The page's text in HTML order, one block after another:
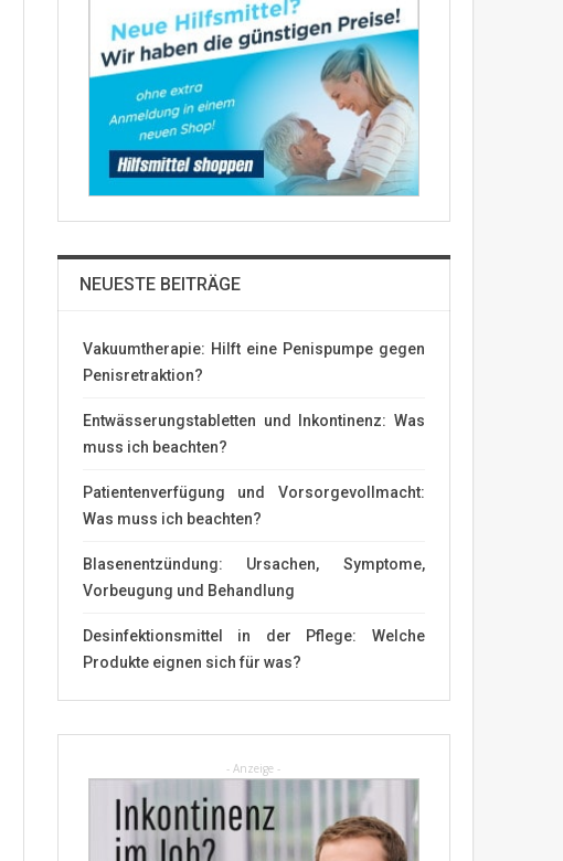
NEUESTE BEITRÄGE
Vakuumtherapie: Hilft eine Penispumpe gegen
Penisretraktion?
Entwässerungstabletten und Inkontinenz: Was
muss ich beachten?
Patientenverfügung und Vorsorgevollmacht:
Was muss ich beachten?
Blasenentzündung: Ursachen, Symptome,
Vorbeugung und Behandlung
Desinfektionsmittel in der Pflege: Welche
Produkte eignen sich für was?
- Anzeige -